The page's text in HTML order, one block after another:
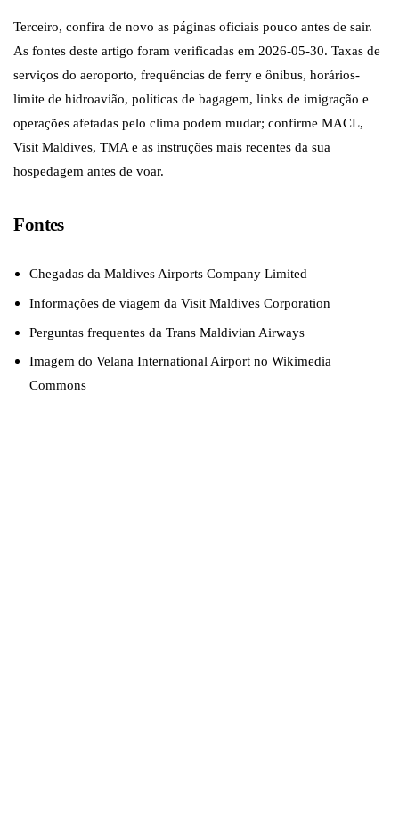
Terceiro, confira de novo as páginas oficiais pouco antes de sair.
As fontes deste artigo foram verificadas em 2026-05-30. Taxas de
serviços do aeroporto, frequências de ferry e ônibus, horários-
limite de hidroavião, políticas de bagagem, links de imigração e
operações afetadas pelo clima podem mudar; confirme MACL,
Visit Maldives, TMA e as instruções mais recentes da sua
hospedagem antes de voar.
Fontes
Chegadas da Maldives Airports Company Limited
Informações de viagem da Visit Maldives Corporation
Perguntas frequentes da Trans Maldivian Airways
Imagem do Velana International Airport no Wikimedia
Commons